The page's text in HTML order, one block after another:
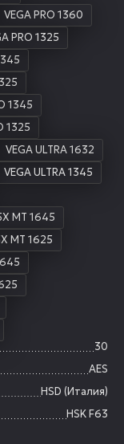
VEGA PRO 1360
PRO 1325
1345
1325
VEGA ULTRA 1632
VEGA ULTRA 1345
MT 1645
MT 1625
30
AES
HSD (Италия)
HSK F63